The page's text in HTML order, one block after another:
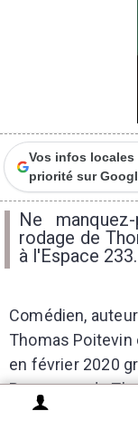
Vos infos locales
priorité sur
Ne
rodage de
à l'Espace 233.
Comédien,
Thomas
en février 2020
Perruques de
sur les réseaux